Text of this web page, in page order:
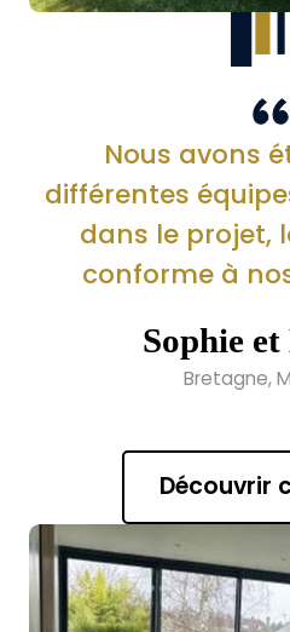
Nous avons
différentes
dans le projet,
conforme à
Sophie
Bretagne,
Découvrir